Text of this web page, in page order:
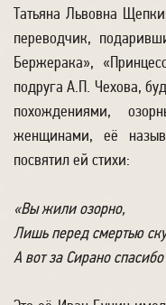
Татьяна Львовна
переводчик,
Бержерака»,
подруга А.П. Чехова,
похождениями,
женщинами, её
посвятил ей стихи:
«Вы жили озорно,
Лишь перед смертью
А вот за Сирано